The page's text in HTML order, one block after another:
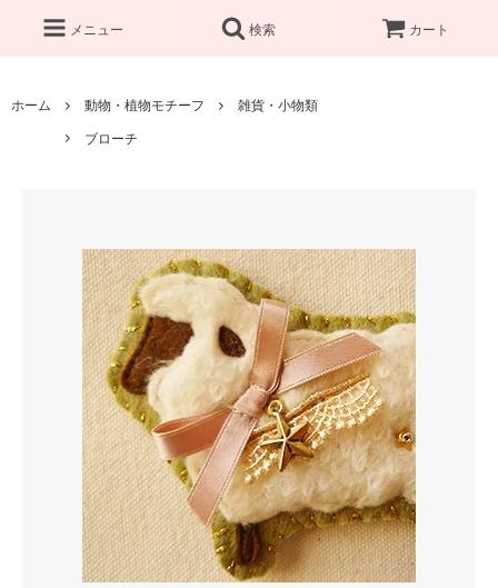
メニュー 検索 カート
ホーム 動物・植物モチーフ
雑貨・小物類
ブローチ